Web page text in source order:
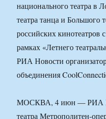
национального театра в
театра танца и Большого
российских кинотеатров
рамках «Летнего
РИА Новости
объединения
МОСКВА, 4 июн — РИА
театра Метрополитен-